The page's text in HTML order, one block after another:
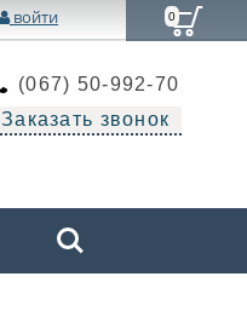
войти
(067) 50-992-70
Заказать звонок
Search
0